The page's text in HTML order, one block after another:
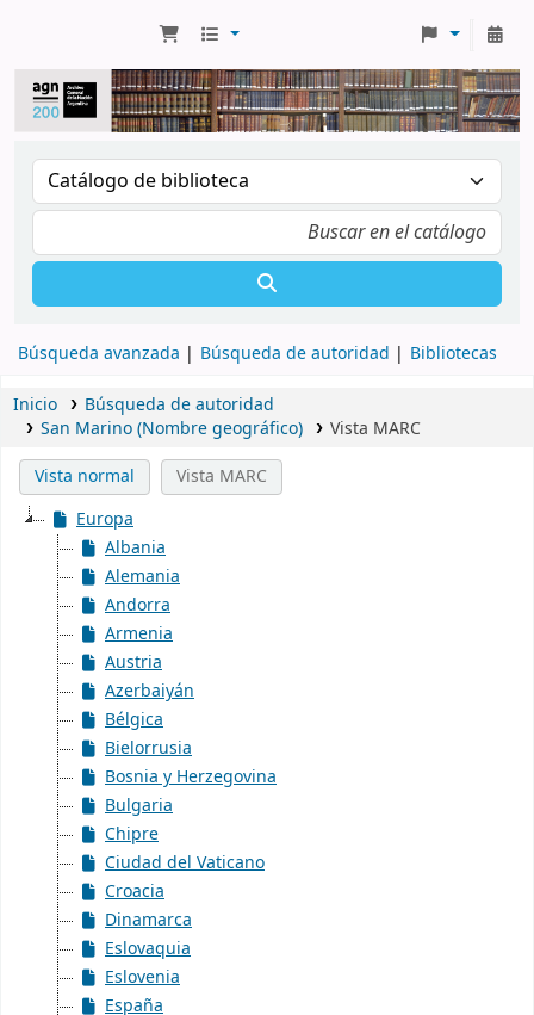
Búsqueda avanzada Búsqueda de autoridad Bibliotecas
Inicio
Búsqueda de autoridad
San Marino (Nombre geográfico)
Vista MARC
Vista normal
Vista MARC
Europa
Albania
Alemania
Andorra
Armenia
Austria
Azerbaiyán
Bélgica
Bielorrusia
Bosnia y Herzegovina
Bulgaria
Chipre
Ciudad del Vaticano
Croacia
Dinamarca
Eslovaquia
Eslovenia
España